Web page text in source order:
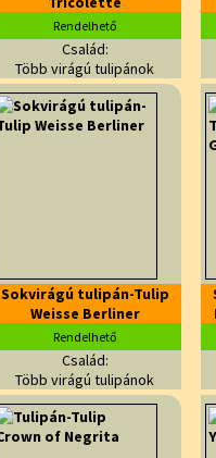
Rendelhető
Család:
Több virágú tulipánok
Sokvirágú tulipán-Tulip
Weisse Berliner
Rendelhető
Család:
Több virágú tulipánok